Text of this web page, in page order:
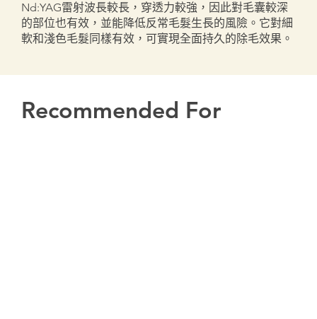
Nd:YAG雷射波長較長，穿透力較強，因此對毛囊較深
的部位也有效，並能降低反常毛髮生長的風險。它對細
軟和淺色毛髮同樣有效，可實現全面持久的除毛效果。
Recommended For